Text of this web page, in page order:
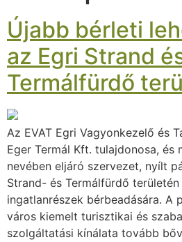
Újabb bérleti
az Egri Strand
Termálfürdő
Az EVAT Egri Vagyonkezelő és
Eger Termál Kft. tulajdonosa, és
nevében eljáró szervezet, nyílt
Strand- és Termálfürdő
ingatlanrészek bérbeadására. A
város kiemelt turisztikai és
szolgáltatási kínálata tovább